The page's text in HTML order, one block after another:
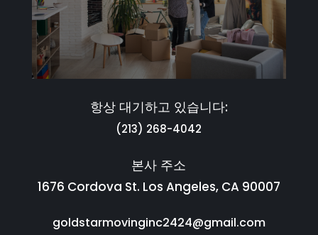
항상 대기하고 있습니다:
(213) 268-4042
본사 주소
1676 Cordova St. Los Angeles, CA 90007
goldstarmovinginc2424@gmail.com